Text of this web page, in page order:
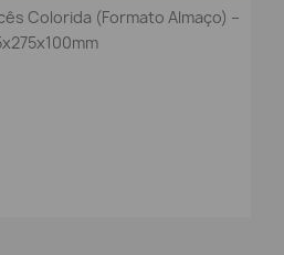
Colorida (Formato Almaço) –